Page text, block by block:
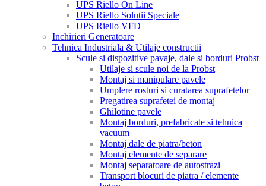
UPS Riello On Line
UPS Riello Solutii Speciale
UPS Riello VFD
Inchirieri Generatoare
Tehnica Industriala & Utilaje constructii
Scule si dispozitive pavaje, dale si borduri Probst
Utilaje si scule noi de la Probst
Montaj si manipulare pavele
Umplere rosturi si curatarea suprafetelor
Pregatirea suprafetei de montaj
Ghilotine pavele
Montaj borduri, prefabricate si tehnica
vacuum
Montaj dale de piatra/beton
Montaj elemente de separare
Montaj separatoare de autostrazi
Transport blocuri de piatra / elemente